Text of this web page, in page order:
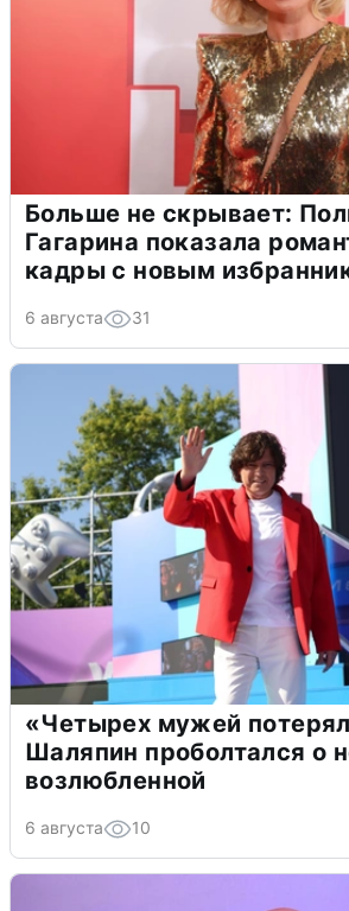
Больше не скрывает:
Гагарина показала
кадры с новым
6 августа 31
«Четырех мужей
Шаляпин проболтался о
возлюбленной
6 августа 10